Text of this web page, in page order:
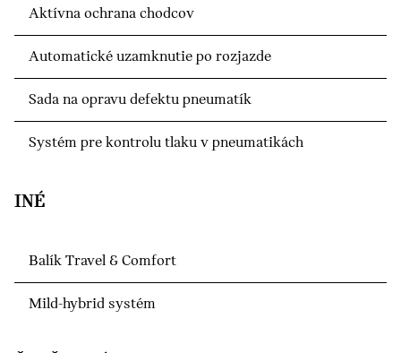
Aktívna ochrana chodcov
Automatické uzamknutie po rozjazde
Sada na opravu defektu pneumatík
Systém pre kontrolu tlaku v pneumatikách
INÉ
Balík Travel & Comfort
Mild-hybrid systém